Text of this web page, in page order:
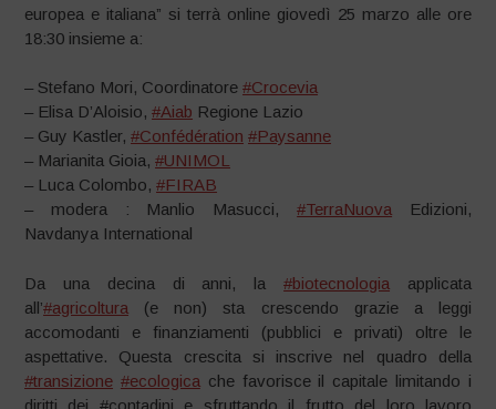
europea e italiana” si terrà online giovedì 25 marzo alle ore
18:30 insieme a:
– Stefano Mori, Coordinatore#Crocevia
– Elisa D’Aloisio,#Aiab Regione Lazio
– Guy Kastler,#Confédération #Paysanne
– Marianita Gioia,#UNIMOL
– Luca Colombo,#FIRAB
– modera : Manlio Masucci,#TerraNuova Edizioni,
Navdanya International
Da una decina di anni, la#biotecnologia applicata
all’#agricoltura (e non) sta crescendo grazie a leggi
accomodanti e finanziamenti (pubblici e privati) oltre le
aspettative. Questa crescita si inscrive nel quadro della
#transizione #ecologica che favorisce il capitale limitando i
diritti dei #contadini e sfruttando il frutto del loro lavoro